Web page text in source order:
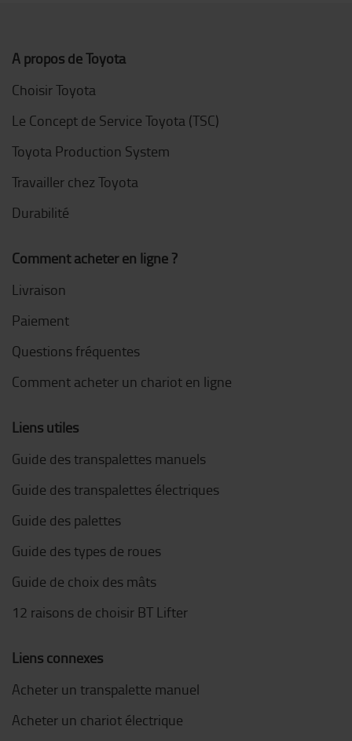
A propos de Toyota
Choisir Toyota
Le Concept de Service Toyota (TSC)
Toyota Production System
Travailler chez Toyota
Durabilité
Comment acheter en ligne ?
Livraison
Paiement
Questions fréquentes
Comment acheter un chariot en ligne
Liens utiles
Guide des transpalettes manuels
Guide des transpalettes électriques
Guide des palettes
Guide des types de roues
Guide de choix des mâts
12 raisons de choisir BT Lifter
Liens connexes
Acheter un transpalette manuel
Acheter un chariot électrique